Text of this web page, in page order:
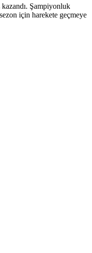
Şampiyonluk
için harekete geçmeye